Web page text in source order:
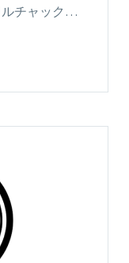
ルチャック…